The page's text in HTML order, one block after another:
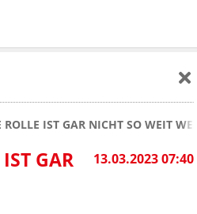
IST GAR NICHT SO WEIT
13.03.2023 07:40
GAR